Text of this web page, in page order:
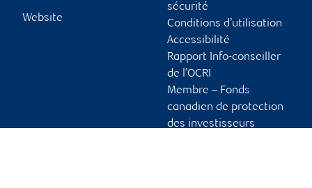
Website
sécurité
Conditions d’utilisation
Accessibilité
Rapport Info-conseiller
de l’OCRI
Membre – Fonds
canadien de protection
des investisseurs